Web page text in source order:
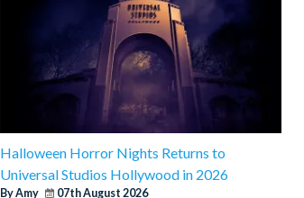
Halloween Horror Nights Returns to
Universal Studios Hollywood in 2026
By Amy 07th August 2026